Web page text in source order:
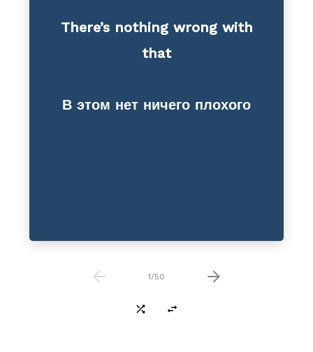
There’s nothing wrong with
that
В этом нет ничего плохого
1/50